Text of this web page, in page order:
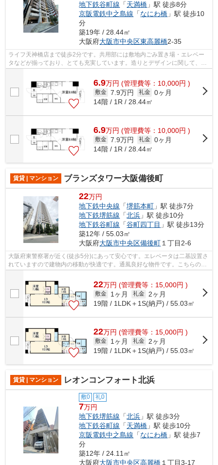
地下鉄谷町線 「天満橋 」駅 徒歩8分
京阪電鉄中之島線 「なにわ橋 」駅 徒歩10
分
築19年 / 28.44㎡
大阪府大阪市中央区東高麗橋2-35
ライフ天神橋店まで徒歩2分です。共用部には敷地内ごみ置き場・エレベー
タなどが揃っており、とても充実しています。造りとデザインに関して、自
6.9万円 (管理費等：10,000円 )
敷金 7.9万円 礼金 0ヶ月
14階 / 1R / 28.44㎡
6.9万円 (管理費等：10,000円 )
敷金 7.9万円 礼金 0ヶ月
14階 / 1R / 28.44㎡
賃貸 | マンション ブランズタワー大阪備後町
22万円
地下鉄中央線 「堺筋本町 」駅 徒歩7分
地下鉄堺筋線 「北浜 」駅 徒歩10分
地下鉄谷町線 「谷町四丁目 」駅 徒歩13分
築12年 / 55.03㎡
大阪府大阪市中央区備後町 １丁目2-6
大阪府東警察署が近く(徒歩5分)にあって安心です。エレベータは二基設置さ
れていますので建物内の移動が快適です。通風良好な物件です。こちらの物
22万円 (管理費等：15,000円 )
敷金 1ヶ月 礼金
2ヶ月
19階 / 1LDK＋1S(納戸) / 55.03㎡
22万円 (管理費等：15,000円 )
敷金 1ヶ月 礼金
2ヶ月
19階 / 1LDK＋1S(納戸) / 55.03㎡
賃貸 | マンション レオンコンフォート北浜
敷0 礼0
7万円
地下鉄堺筋線 「北浜 」駅 徒歩3分
地下鉄谷町線 「天満橋 」駅 徒歩10分
京阪電鉄中之島線 「なにわ橋 」駅 徒歩7
分
築12年 / 24.11㎡
大阪府大阪市中央区高麗橋 １丁目3-17